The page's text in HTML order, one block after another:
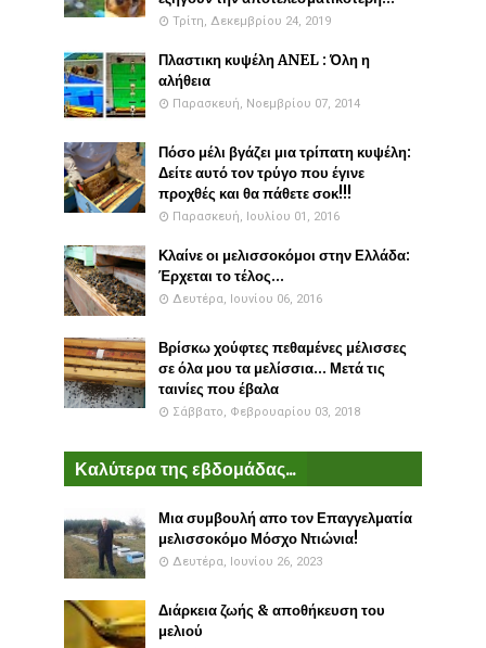
Τρίτη, Δεκεμβρίου 24, 2019
Πλαστικη κυψέλη ANEL : Όλη η
αλήθεια
Παρασκευή, Νοεμβρίου 07, 2014
Πόσο μέλι βγάζει μια τρίπατη κυψέλη:
Δείτε αυτό τον τρύγο που έγινε
προχθές και θα πάθετε σοκ!!!
Παρασκευή, Ιουλίου 01, 2016
Κλαίνε οι μελισσοκόμοι στην Ελλάδα:
Έρχεται το τέλος...
Δευτέρα, Ιουνίου 06, 2016
Βρίσκω χούφτες πεθαμένες μέλισσες
σε όλα μου τα μελίσσια... Μετά τις
ταινίες που έβαλα
Σάββατο, Φεβρουαρίου 03, 2018
Καλύτερα της εβδομάδας...
Μια συμβουλή απο τον Επαγγελματία
μελισσοκόμο Μόσχο Ντιώνια!
Δευτέρα, Ιουνίου 26, 2023
Διάρκεια ζωής & αποθήκευση του
μελιού